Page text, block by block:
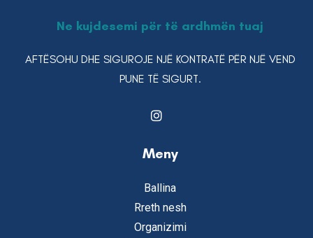
Ne kujdesemi për të ardhmën tuaj
AFTËSOHU DHE SIGUROJE NJË KONTRATË PËR NJË VEND
PUNE TË SIGURT.
Meny
Ballina
Rreth nesh
Organizimi